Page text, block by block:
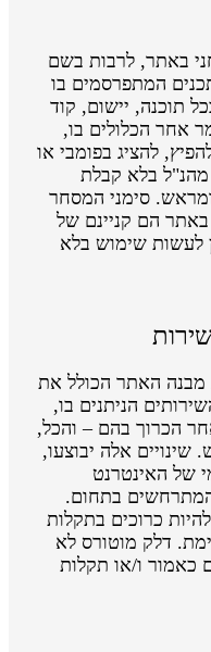
באתר, לרבות בשם
המתפרסמים בו
תוכנה, יישום, קוד
הכלולים בו,
להציג בפומבי או
בלא קבלת
סימני המסחר
הם קניינם של
שימוש בלא
האתר הכולל את
הניתנים בו,
הכרוך בהם – והכל,
אלה יבוצעו,
האינטרנט
בתחום.
כרוכים בתקלות
דלק מוטורס לא
כאמור ו/או תקלות